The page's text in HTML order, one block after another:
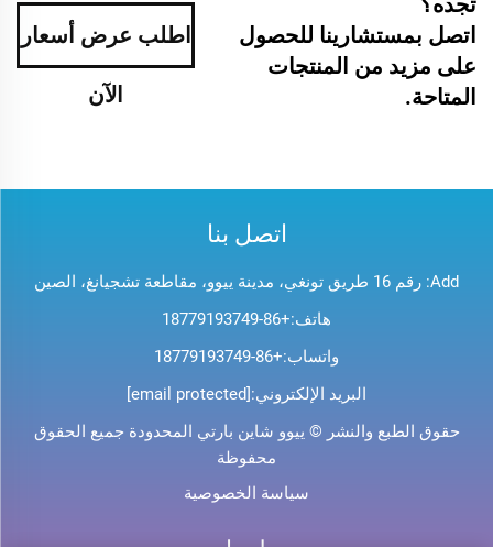
اتصل بمستشارينا للحصول
على مزيد من المنتجات
المتاحة.
اطلب عرض أسعار
الآن
اتصل بنا
Add: رقم 16 طريق تونغي، مدينة ييوو، مقاطعة تشجيانغ، الصين
هاتف:+86-18779193749
واتساب:+86-18779193749
البريد الإلكتروني:[email protected]
حقوق الطبع والنشر © ييوو شاين بارتي المحدودة جميع الحقوق
محفوظة
سياسة الخصوصية